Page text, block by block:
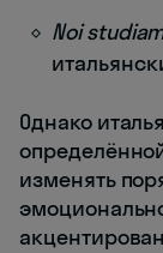
Noi
Однако
изменять